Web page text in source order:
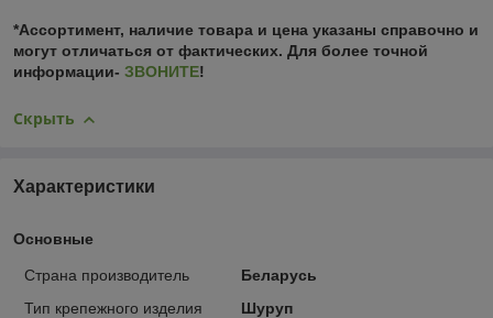
*Ассортимент, наличие товара и цена указаны справочно и
могут отличаться от фактических. Для более точной
информации- ЗВОНИТЕ!
Скрыть
Характеристики
Основные
Страна производитель
Беларусь
Тип крепежного изделия
Шуруп